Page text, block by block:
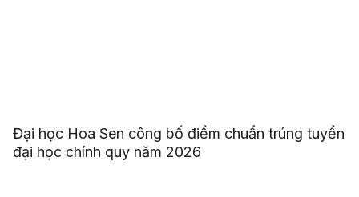
Đại học Hoa Sen công bố điểm chuẩn trúng tuyển
đại học chính quy năm 2026